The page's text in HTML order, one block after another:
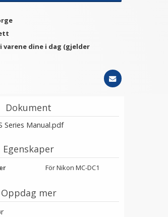
varene dine i dag (gjelder
Dokument
Series Manual.pdf
Egenskaper
För Nikon MC-DC1
Oppdag mer